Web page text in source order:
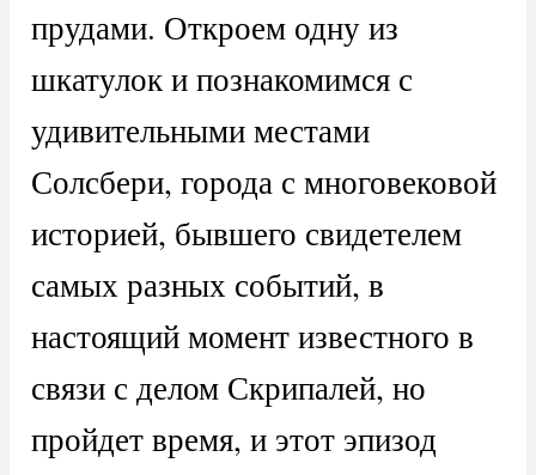
прудами. Откроем одну из
шкатулок и познакомимся с
удивительными местами
Солсбери, города с многовековой
историей, бывшего свидетелем
самых разных событий, в
настоящий момент известного в
связи с делом Скрипалей, но
пройдет время, и этот эпизод